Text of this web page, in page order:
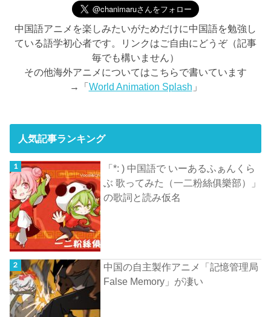
中国語アニメを楽しみたいがためだけに中国語を勉強し
ている語学初心者です。リンクはご自由にどうぞ（記事
毎でも構いません）
その他海外アニメについてはこちらで書いています
→「 World Animation Splash 」
人気記事ランキング
「*: ) 中国語で いーあるふぁんくら
ぶ 歌ってみた（一二粉絲俱樂部）」
の歌詞と読み仮名
中国の自主製作アニメ「記憶管理局
False Memory」が凄い